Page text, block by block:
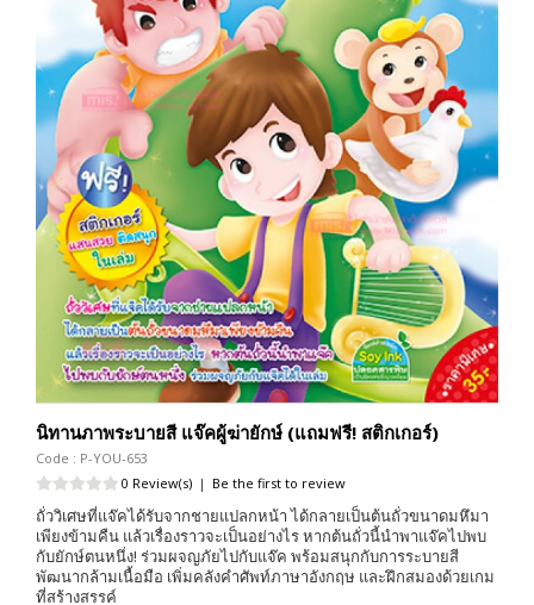
นิทานภาพระบายสี แจ๊คผู้ฆ่ายักษ์ (แถมฟรี! สติกเกอร์)
Code : P-YOU-653
0 Review(s) | Be the first to review
ถั่ววิเศษที่แจ๊คได้รับจากชายแปลกหน้า ได้กลายเป็นต้นถั่วขนาดมหึมา
เพียงข้ามคืน แล้วเรื่องราวจะเป็นอย่างไร หากต้นถั่วนี้นำพาแจ๊คไปพบ
กับยักษ์ตนหนึ่ง! ร่วมผจญภัยไปกับแจ๊ค พร้อมสนุกกับการระบายสี
พัฒนากล้ามเนื้อมือ เพิ่มคลังคำศัพท์ภาษาอังกฤษ และฝึกสมองด้วยเกม
ที่สร้างสรรค์